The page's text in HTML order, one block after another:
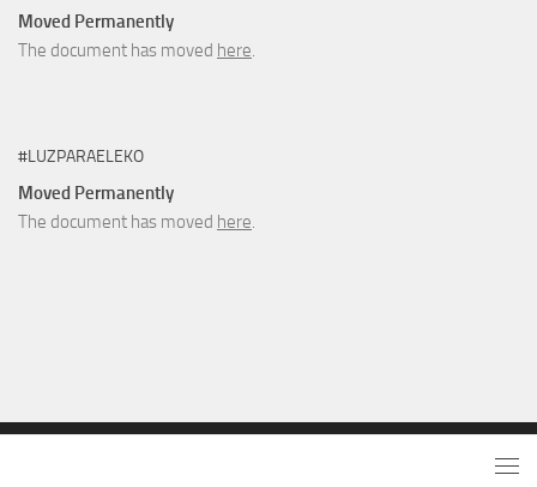
Moved Permanently
The document has moved here.
#LUZPARAELEKO
Moved Permanently
The document has moved here.